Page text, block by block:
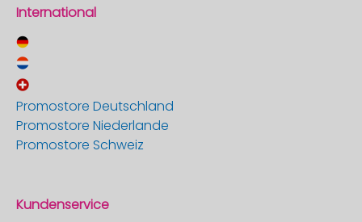
International
Promostore Deutschland
Promostore Niederlande
Promostore Schweiz
Kundenservice